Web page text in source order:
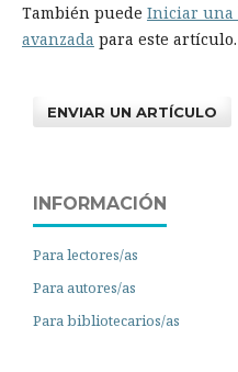
También puede Iniciar una
avanzada para este artículo.
ENVIAR UN ARTÍCULO
INFORMACIÓN
Para lectores/as
Para autores/as
Para bibliotecarios/as